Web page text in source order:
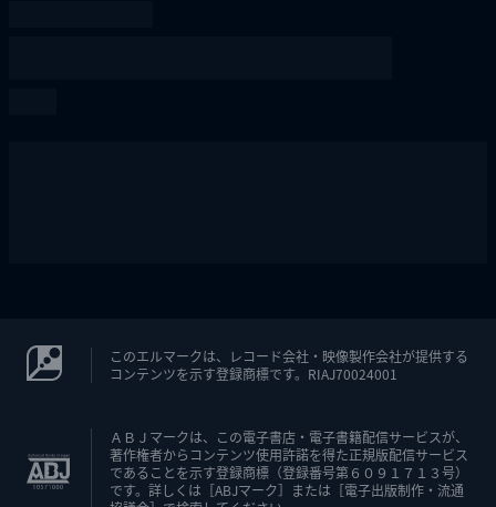
このエルマークは、レコード会社・映像製作会社が提供する
コンテンツを示す登録商標です。RIAJ70024001
ＡＢＪマークは、この電子書店・電子書籍配信サービスが、
著作権者からコンテンツ使用許諾を得た正規版配信サービス
であることを示す登録商標（登録番号第６０９１７１３号）
です。詳しくは［ABJマーク］または［電子出版制作・流通